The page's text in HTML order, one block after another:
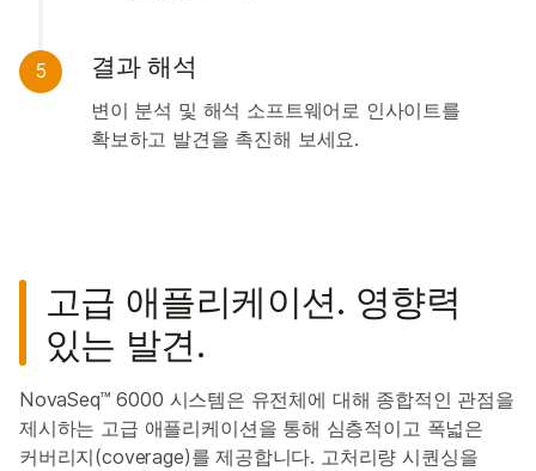
5 결과 해석
변이 분석 및 해석 소프트웨어로 인사이트를
확보하고 발견을 촉진해 보세요.
고급 애플리케이션. 영향력
있는 발견.
NovaSeq™ 6000 시스템은 유전체에 대해 종합적인 관점을
제시하는 고급 애플리케이션을 통해 심층적이고 폭넓은
커버리지(coverage)를 제공합니다. 고처리량 시퀀싱을